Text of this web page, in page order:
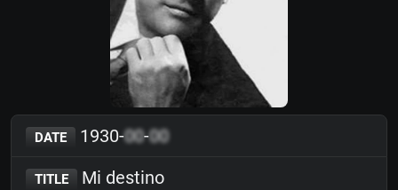
DATE 1930-00-00
TITLE Mi destino